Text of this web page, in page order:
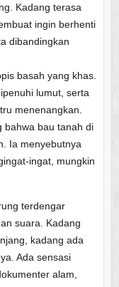
Kadang terasa
ingin berhenti
dibandingkan
basah yang khas.
lumut, serta
menenangkan.
bahwa bau tanah di
Ia menyebutnya
ingat, mungkin
terdengar
suara. Kadang
kadang ada
Ada sensasi
alam,